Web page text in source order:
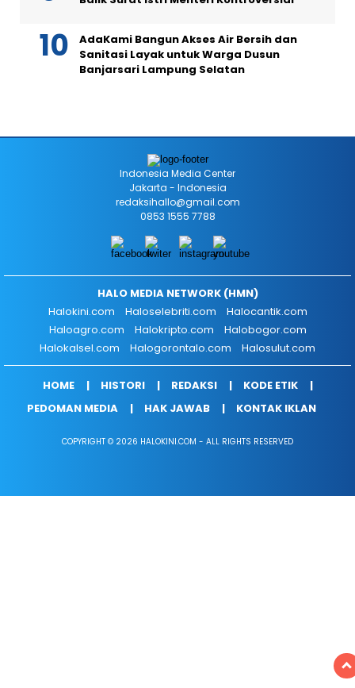
AdaKami Bangun Akses Air Bersih dan
Sanitasi Layak untuk Warga Dusun
Banjarsari Lampung Selatan
Indonesia Media Center
Jakarta - Indonesia
redaksihallo@gmail.com
0853 1555 7788
HALO MEDIA NETWORK (HMN)
Halokini.com
Haloselebriti.com
Halocantik.com
Haloagro.com
Halokripto.com
Halobogor.com
Halokalsel.com
Halogorontalo.com Halosulut.com
HOME HISTORI REDAKSI
KODE ETIK
PEDOMAN MEDIA
HAK JAWAB KONTAK IKLAN
COPYRIGHT © 2026 HALOKINI.COM - ALL RIGHTS RESERVED